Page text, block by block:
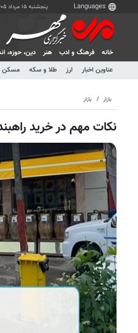
پنجشنبه ۱۵ مرداد ۱۴۰۵
خانه فرهنگ و ادب هنر دين، حوزه،
عناوین اخبار
ارز طلا و سکه مسکن
بازار بازار
نکات مهم در خرید راهبند